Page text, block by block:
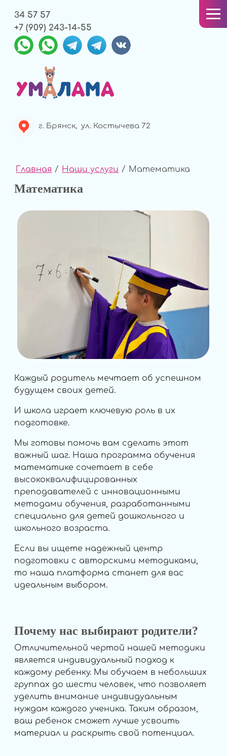
34 57 57
+7 (909) 243-14-55
г. Брянск, ул. Костычева 72
Главная / Наши услуги / Математика
Математика
Каждый родитель мечтает об успешном
будущем своих детей.
И школа играет ключевую роль в их
подготовке.
Мы готовы помочь вам сделать этот
важный шаг. Наша программа обучения
математике сочетает в себе
высококвалифицированных
преподавателей с инновационными
методами обучения, разработанными
специально для детей дошкольного и
школьного возраста.
Если вы ищете надежный центр
подготовки с авторскими методиками,
то наша платформа станет для вас
идеальным выбором.
Почему нас выбирают родители?
Отличительной чертой нашей методики
является индивидуальный подход к
каждому ребенку. Мы обучаем в небольших
группах до шести человек, что позволяет
уделить внимание индивидуальным
нуждам каждого ученика. Таким образом,
ваш ребенок сможет лучше усвоить
материал и раскрыть свой потенциал.